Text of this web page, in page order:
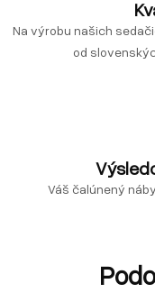
Na výrobu našich
od
Váš čalúnený